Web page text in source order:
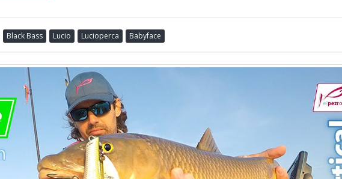
Black Bass Lucio Lucioperca Babyface